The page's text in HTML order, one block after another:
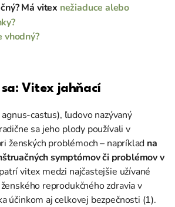
Má vitex nežiaduce alebo
vhodný?
Vitex jahňací
castus), ľudovo nazývaný
sa jeho plody používali v
ženských problémoch – napríklad na
symptómov či problémov v
vitex medzi najčastejšie užívané
reprodukčného zdravia v
účinkom aj celkovej bezpečnosti (1).